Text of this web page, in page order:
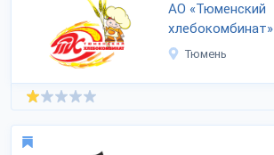
АО «Тюменский
хлебокомбинат»
Тюмень